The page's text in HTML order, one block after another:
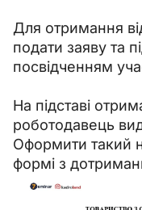
Для отримання
подати заяву та
посвідченням
На підставі
роботодавець
Оформити такий
формі з